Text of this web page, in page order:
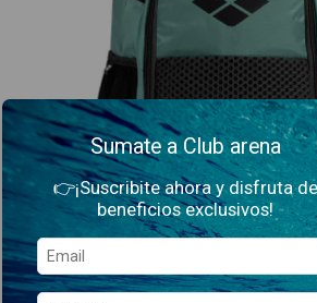
Sumate a Club arena
👉¡Suscribite ahora y disfruta de
beneficios exclusivos!